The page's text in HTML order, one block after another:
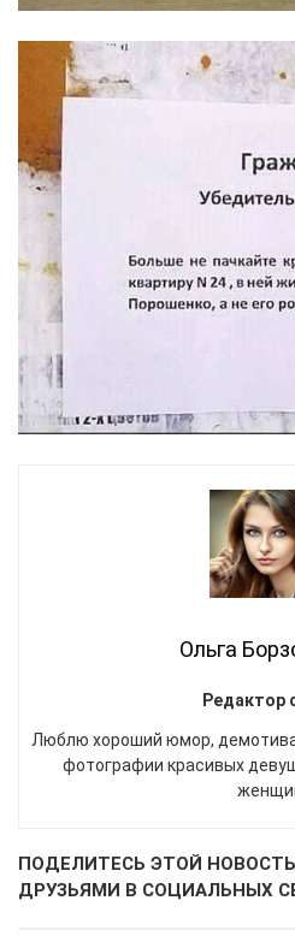
Ольга
Редактор
Люблю хороший юмор,
фотографии красивых
ПОДЕЛИТЕСЬ ЭТОЙ
ДРУЗЬЯМИ В СОЦИАЛЬНЫХ